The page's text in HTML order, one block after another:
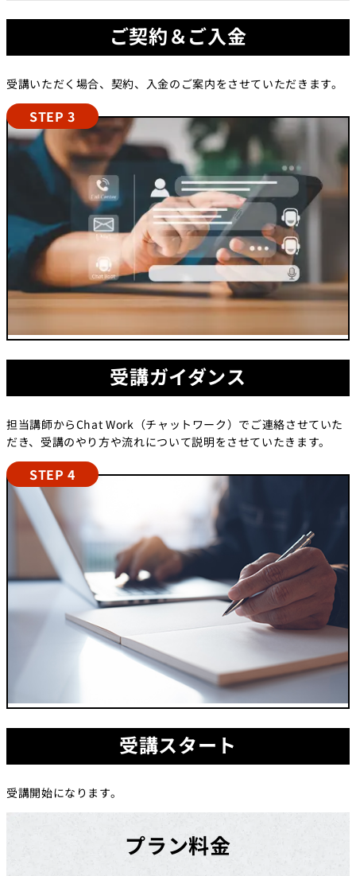
ご契約＆ご入金
受講いただく場合、契約、入金のご案内をさせていただきます。
STEP 3
受講ガイダンス
担当講師からChat Work（チャットワーク）でご連絡させていた
だき、受講のやり方や流れについて説明をさせていたきます。
STEP 4
受講スタート
受講開始になります。
プラン料金